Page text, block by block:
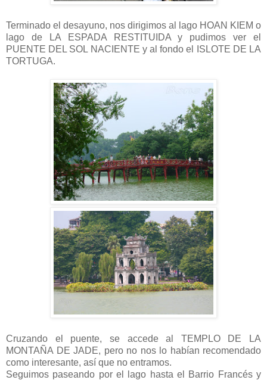
Terminado el desayuno, nos dirigimos al lago HOAN KIEM o
lago de LA ESPADA RESTITUIDA y pudimos ver el
PUENTE DEL SOL NACIENTE y al fondo el ISLOTE DE LA
TORTUGA.
Cruzando el puente, se accede al TEMPLO DE LA
MONTAÑA DE JADE, pero no nos lo habían recomendado
como interesante, así que no entramos.
Seguimos paseando por el lago hasta el Barrio Francés y